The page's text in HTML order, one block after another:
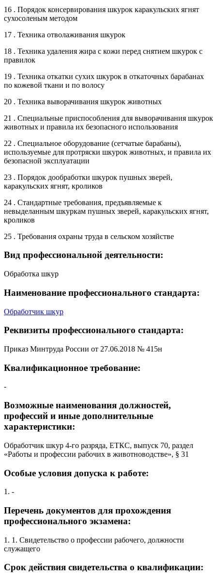
16 . Порядок консервирования шкурок каракульских ягнят
сухосоленым методом
17 . Техника отволаживания шкурок
18 . Техника удаления жира с кожи перед снятием шкурок с
правилок
19 . Техника откатки сухих шкурок в откаточных барабанах
по кожевой ткани и по волосу
20 . Техника выворачивания шкурок животных
21 . Специальные приспособления для выворачивания шкурок
животных и правила их безопасного использования
22 . Специальное оборудование (сетчатые барабаны),
используемые для протряски шкурок животных, и правила их
безопасной эксплуатации
23 . Порядок дообработки шкурок пушных зверей,
каракульских ягнят, кроликов
24 . Стандартные требования, предъявляемые к
невыделанным шкуркам пушных зверей, каракульских ягнят,
кроликов
25 . Требования охраны труда в сельском хозяйстве
Вид профессиональной деятельности:
Обработка шкур
Наименование профессионального стандарта:
Обработчик шкур
Реквизиты профессионального стандарта:
Приказ Минтруда России от 27.06.2018 № 415н
Квалификационное требование:
-
Возможные наименования должностей,
профессий и иные дополнительные
характеристики:
Обработчик шкур 4-го разряда, ЕТКС, выпуск 70, раздел
«Работы и профессии рабочих в животноводстве», § 31
Особые условия допуска к работе:
1. -
Перечень документов для прохождения
профессионального экзамена:
1. 1. Свидетельство о профессии рабочего, должности
служащего
Срок действия свидетельства о квалификации: